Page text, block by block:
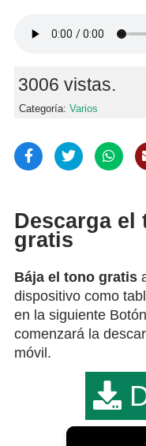
3006 vistas.
Categoría: Varios
Descarga el
gratis
Bája el tono gratis
dispositivo como
en la siguiente
comenzará la
móvil.